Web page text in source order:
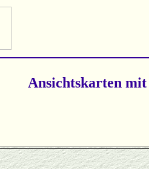
Ansichtskarten